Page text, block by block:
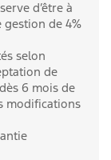
d’être à
de 4%
selon
de
6 mois de
modifications